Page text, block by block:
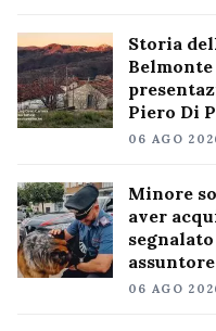
Storia
Piero Di
06 AGO
Minore
aver
assuntore
06 AGO